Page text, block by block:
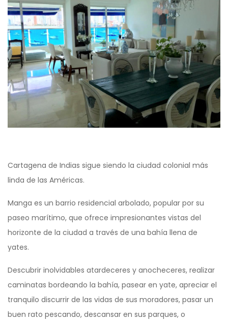
Cartagena de Indias sigue siendo la ciudad colonial más
linda de las Américas.
Manga es un barrio residencial arbolado, popular por su
paseo marítimo, que ofrece impresionantes vistas del
horizonte de la ciudad a través de una bahía llena de
yates.
Descubrir inolvidables atardeceres y anocheceres, realizar
caminatas bordeando la bahía, pasear en yate, apreciar el
tranquilo discurrir de las vidas de sus moradores, pasar un
buen rato pescando, descansar en sus parques, o